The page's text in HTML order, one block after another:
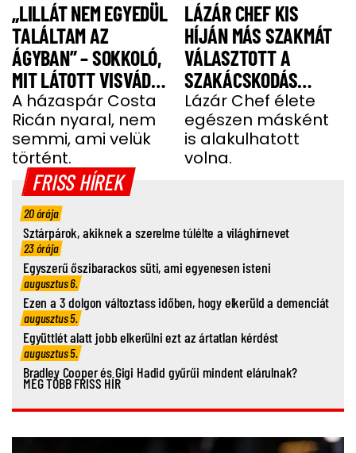
„LILLÁT NEM EGYEDÜL
TALÁLTAM AZ
ÁGYBAN” – SOKKOLÓ,
MIT LÁTOTT VISVÁDER
TAMÁS
A házaspár Costa
Ricán nyaral, nem
semmi, ami velük
történt.
LÁZÁR CHEF KIS
HÍJÁN MÁS SZAKMÁT
VÁLASZTOTT A
SZAKÁCSKODÁS
HELYETT
Lázár Chef élete
egészen másként
is alakulhatott
volna.
FRISS HÍREK
20 órája
Sztárpárok, akiknek a szerelme túlélte a világhírnevet
23 órája
Egyszerű őszibarackos süti, ami egyenesen isteni
augusztus 6.
Ezen a 3 dolgon változtass időben, hogy elkerüld a demenciát
augusztus 5.
Együttlét alatt jobb elkerülni ezt az ártatlan kérdést
augusztus 5.
Bradley Cooper és Gigi Hadid gyűrűi mindent elárulnak?
MÉG TÖBB FRISS HÍR